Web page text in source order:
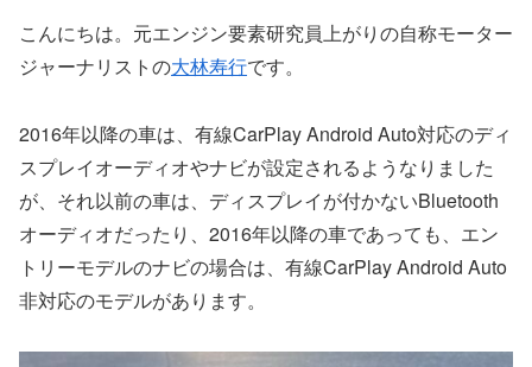
こんにちは。元エンジン要素研究員上がりの自称モーター
ジャーナリストの大林寿行です。
2016年以降の車は、有線CarPlay Android Auto対応のディ
スプレイオーディオやナビが設定されるようなりました
が、それ以前の車は、ディスプレイが付かないBluetooth
オーディオだったり、2016年以降の車であっても、エン
トリーモデルのナビの場合は、有線CarPlay Android Auto
非対応のモデルがあります。